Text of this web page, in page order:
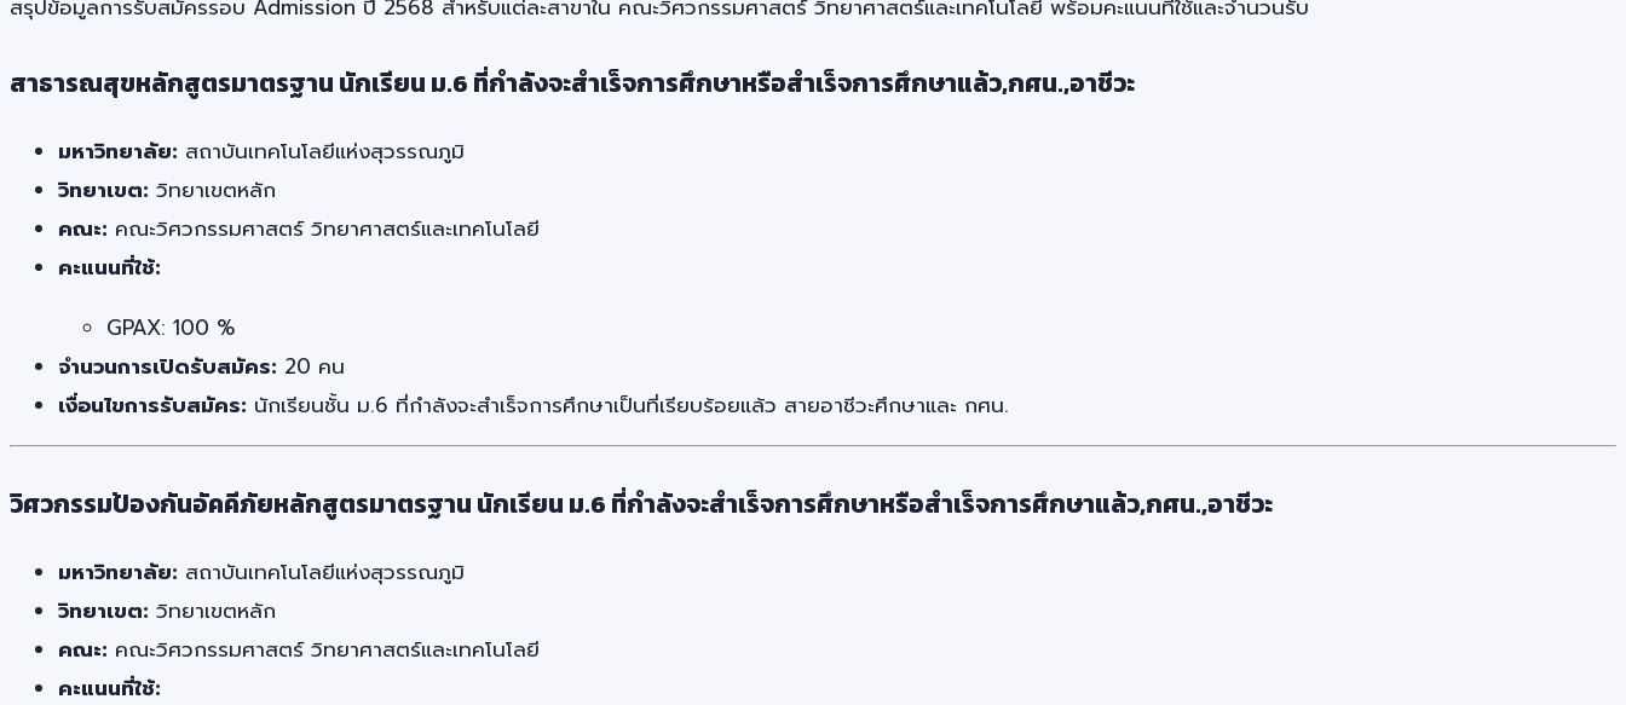
สรุปข้อมูลการรับสมัครรอบ Admission ปี 2568 สำหรับแต่ละสาขาใน คณะวิศวกรรมศาสตร์ วิทยาศาสตร์และเทคโนโลยี พร้อมคะแนนที่ใช้และจำนวนรับ
สาธารณสุขหลักสูตรมาตรฐาน นักเรียน ม.6 ที่กำลังจะสำเร็จการศึกษาหรือสำเร็จการศึกษาแล้ว,กศน.,อาชีวะ
มหาวิทยาลัย: สถาบันเทคโนโลยีแห่งสุวรรณภูมิ
วิทยาเขต: วิทยาเขตหลัก
คณะ: คณะวิศวกรรมศาสตร์ วิทยาศาสตร์และเทคโนโลยี
คะแนนที่ใช้:
GPAX: 100 %
จำนวนการเปิดรับสมัคร: 20 คน
เงื่อนไขการรับสมัคร: นักเรียนชั้น ม.6 ที่กำลังจะสำเร็จการศึกษาเป็นที่เรียบร้อยแล้ว สายอาชีวะศึกษาและ กศน.
วิศวกรรมป้องกันอัคคีภัยหลักสูตรมาตรฐาน นักเรียน ม.6 ที่กำลังจะสำเร็จการศึกษาหรือสำเร็จการศึกษาแล้ว,กศน.,อาชีวะ
มหาวิทยาลัย: สถาบันเทคโนโลยีแห่งสุวรรณภูมิ
วิทยาเขต: วิทยาเขตหลัก
คณะ: คณะวิศวกรรมศาสตร์ วิทยาศาสตร์และเทคโนโลยี
คะแนนที่ใช้: